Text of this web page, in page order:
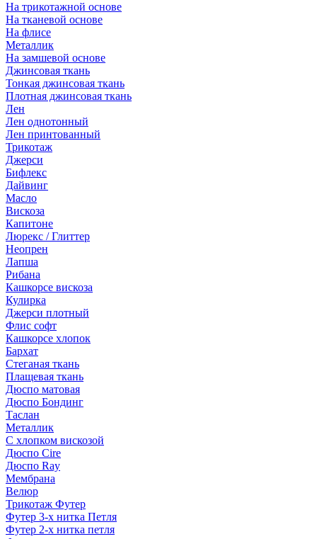
На трикотажной основе
На тканевой основе
На флисе
Металлик
На замшевой основе
Джинсовая ткань
Тонкая джинсовая ткань
Плотная джинсовая ткань
Лен
Лен однотонный
Лен принтованный
Трикотаж
Джерси
Бифлекс
Дайвинг
Масло
Вискоза
Капитоне
Люрекс / Глиттер
Неопрен
Лапша
Рибана
Кашкорсе вискоза
Кулирка
Джерси плотный
Флис софт
Кашкорсе хлопок
Бархат
Стеганая ткань
Плащевая ткань
Дюспо матовая
Дюспо Бондинг
Таслан
Металлик
С хлопком вискозой
Дюспо Cire
Дюспо Ray
Мембрана
Велюр
Трикотаж Футер
Футер 3-х нитка Петля
Футер 2-х нитка петля